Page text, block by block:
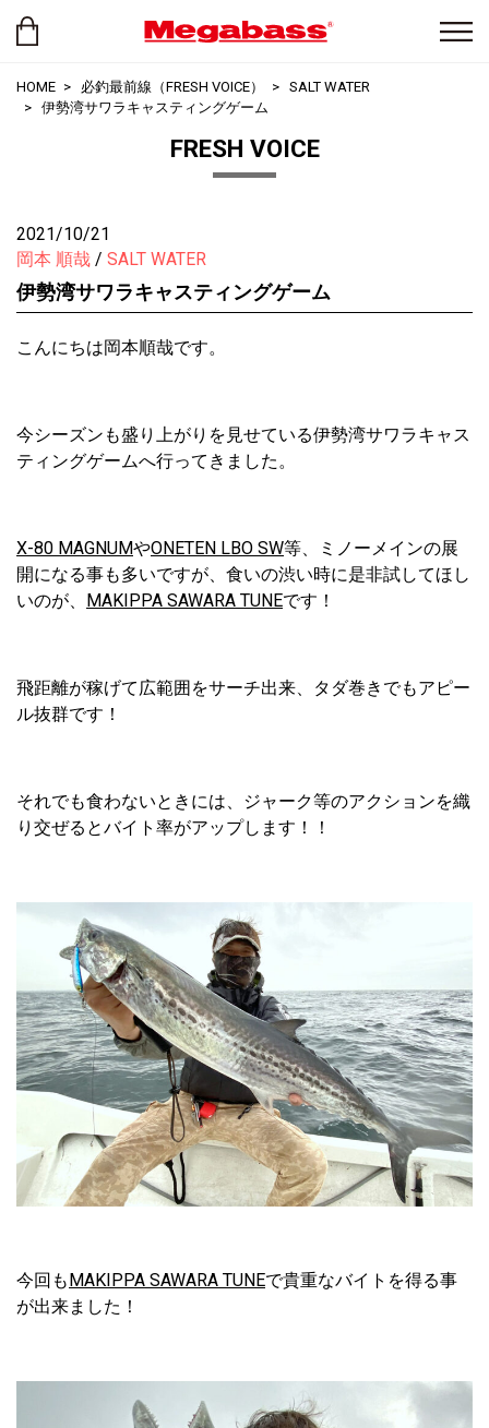
HOME 必釣最前線（FRESH VOICE）
SALT WATER
伊勢湾サワラキャスティングゲーム
FRESH VOICE
2021/10/21
岡本 順哉
SALT WATER
伊勢湾サワラキャスティングゲーム
こんにちは岡本順哉です。
今シーズンも盛り上がりを見せている伊勢湾サワラキャス
ティングゲームへ行ってきました。
X-80 MAGNUMやONETEN LBO SW等、ミノーメインの展
開になる事も多いですが、食いの渋い時に是非試してほし
いのが、 MAKIPPA SAWARA TUNEです！
飛距離が稼げて広範囲をサーチ出来、タダ巻きでもアピー
ル抜群です！
それでも食わないときには、ジャーク等のアクションを織
り交ぜるとバイト率がアップします！！
今回もMAKIPPA SAWARA TUNEで貴重なバイトを得る事
が出来ました！